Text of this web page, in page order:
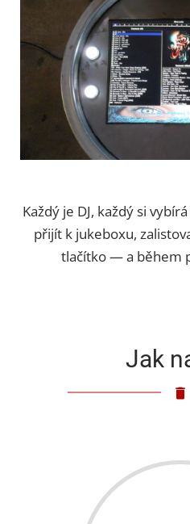
Každý je DJ, každý si
přijít k jukeboxu,
tlačítko — a během
Jak